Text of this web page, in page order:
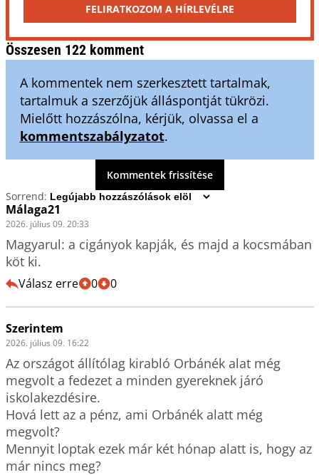
FELIRATKOZOM A HÍRLEVÉLRE
Összesen 122 komment
A kommentek nem szerkesztett tartalmak,
tartalmuk a szerzőjük álláspontját tükrözi.
Mielőtt hozzászólna, kérjük, olvassa el a
kommentszabályzatot.
Kommentek frissítése
Sorrend:
Málaga21
2026. július 09. 20:33
Magyarul: a cigányok kapják, és majd a kocsmában
köt ki.
Válasz erre 0 0
Szerintem
2026. július 09. 16:22
Az országot állítólag kirabló Orbánék alat még
megvolt a fedezet a minden gyereknek járó
iskolakezdésire.
Hová lett az a pénz, ami Orbánék alatt még
megvolt?
Mennyit loptak ezek már két hónap alatt is, hogy az
már nincs meg?